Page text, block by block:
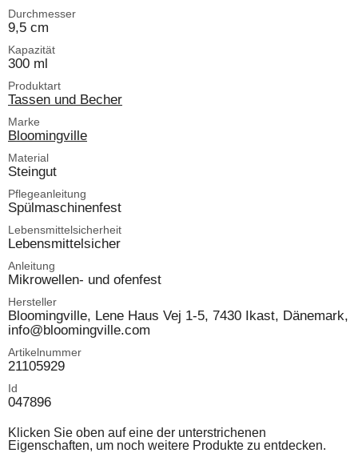
Durchmesser
9,5 cm
Kapazität
300 ml
Produktart
Tassen und Becher
Marke
Bloomingville
Material
Steingut
Pflegeanleitung
Spülmaschinenfest
Lebensmittelsicherheit
Lebensmittelsicher
Anleitung
Mikrowellen- und ofenfest
Hersteller
Bloomingville, Lene Haus Vej 1-5, 7430 Ikast, Dänemark,
info@bloomingville.com
Artikelnummer
21105929
Id
047896
Klicken Sie oben auf eine der unterstrichenen
Eigenschaften, um noch weitere Produkte zu entdecken.